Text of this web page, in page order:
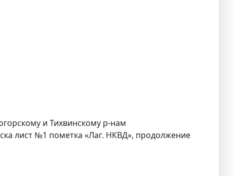
и Тихвинскому р-нам
лист №1 пометка «Лаг. НКВД», продолжение